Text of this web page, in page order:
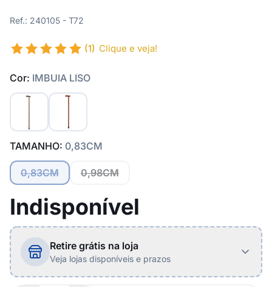
Ref.: 240105 - T72
(1) Clique e veja!
Cor: IMBUIA LISO
TAMANHO: 0,83CM
0,83CM 0,98CM
Indisponível
Retire grátis na loja
Veja lojas disponíveis e prazos